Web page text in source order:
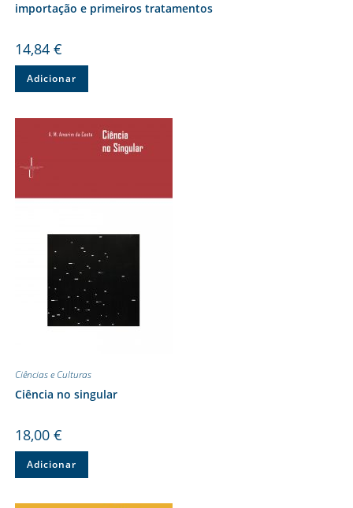
importação e primeiros tratamentos
14,84 €
Adicionar
Ciências e Culturas
Ciência no singular
18,00 €
Adicionar